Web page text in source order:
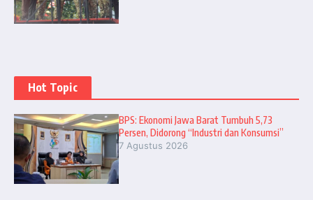
Hot Topic
BPS: Ekonomi Jawa Barat Tumbuh 5,73
Persen, Didorong “Industri dan Konsumsi”
7 Agustus 2026